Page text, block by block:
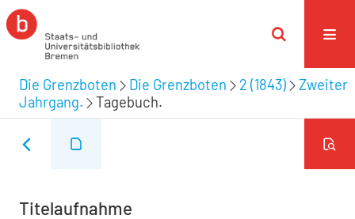
Die Grenzboten Die Grenzboten 2 (1843)
Zweiter
Jahrgang.
Tagebuch.
Titelaufnahme